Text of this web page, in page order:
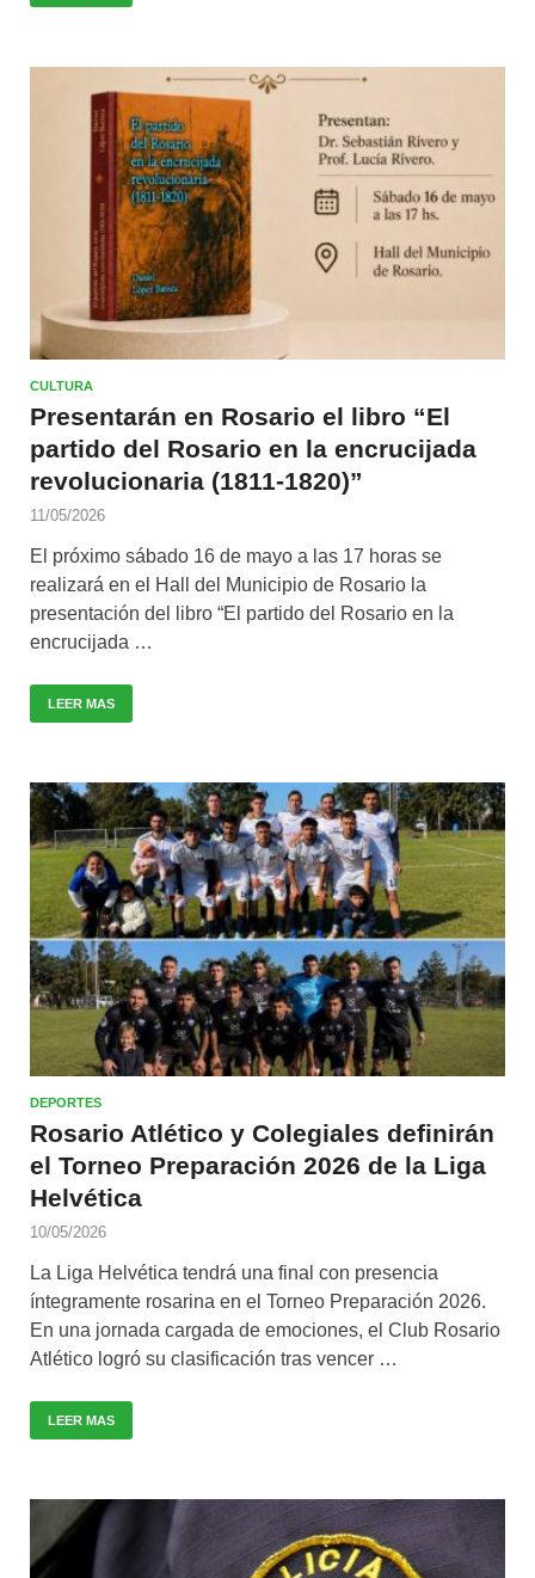
CULTURA
Presentarán en Rosario el libro “El
partido del Rosario en la encrucijada
revolucionaria (1811-1820)”
11/05/2026
El próximo sábado 16 de mayo a las 17 horas se
realizará en el Hall del Municipio de Rosario la
presentación del libro “El partido del Rosario en la
encrucijada …
LEER MAS
DEPORTES
Rosario Atlético y Colegiales definirán
el Torneo Preparación 2026 de la Liga
Helvética
10/05/2026
La Liga Helvética tendrá una final con presencia
íntegramente rosarina en el Torneo Preparación 2026.
En una jornada cargada de emociones, el Club Rosario
Atlético logró su clasificación tras vencer …
LEER MAS